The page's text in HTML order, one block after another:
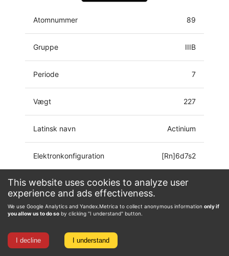
This website uses cookies to analyze user
experience and ads effectiveness.
We use Google Analytics and Yandex.Metrica to collect anonymous information only if
you allow us to do so by clicking "I understand" button.
I decline I understand
Atomnummer 89
Gruppe IIIB
Periode 7
Vægt 227
Latinsk navn Actinium
Elektronkonfiguration [Rn]6d7s2
Oxidationstilstand 0, 2, 3